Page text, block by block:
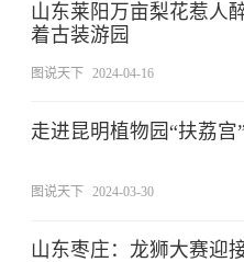
山东莱阳万亩梨花惹人
着古装游园
图说天下 2024-04-16
走进昆明植物园“扶荔宫”
图说天下 2024-03-30
山东枣庄：龙狮大赛迎